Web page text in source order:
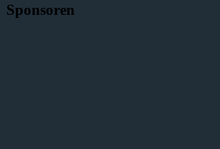
Sponsoren